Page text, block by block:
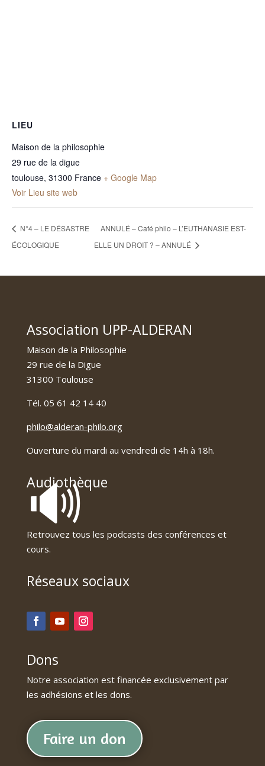
LIEU
Maison de la philosophie
29 rue de la digue
toulouse, 31300 France + Google Map
Voir Lieu site web
N°4 – LE DÉSASTRE
ÉCOLOGIQUE
ANNULÉ – Café philo – L’EUTHANASIE EST-
ELLE UN DROIT ? – ANNULÉ
Association UPP-ALDERAN
Maison de la Philosophie
29 rue de la Digue
31300 Toulouse
Tél. 05 61 42 14 40
philo@alderan-philo.org
Ouverture du mardi au vendredi de 14h à 18h.
Audiothèque
🔊
Retrouvez tous les podcasts des conférences et
cours.
Réseaux sociaux
Dons
Notre association est financée exclusivement par
les adhésions et les dons.
Faire un don